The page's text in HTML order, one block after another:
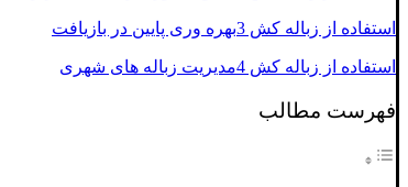
استفاده از زباله کش 3بهره وری پایین در بازیافت
استفاده از زباله کش 4مدیریت زباله های شهری
فهرست مطالب